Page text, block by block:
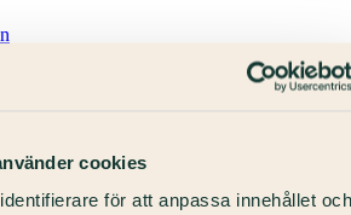
cookies
för att anpassa innehållet och